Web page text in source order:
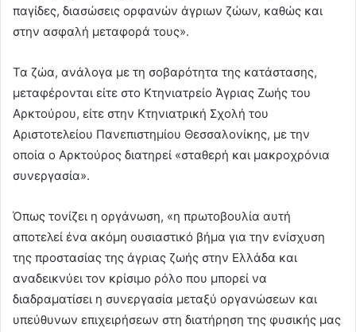
παγίδες, διασώσεις ορφανών άγριων ζώων, καθώς και
στην ασφαλή μεταφορά τους».
Τα ζώα, ανάλογα με τη σοβαρότητα της κατάστασης,
μεταφέρονται είτε στο Κτηνιατρείο Άγριας Ζωής του
Αρκτούρου, είτε στην Κτηνιατρική Σχολή του
Αριστοτελείου Πανεπιστημίου Θεσσαλονίκης, με την
οποία ο Αρκτούρος διατηρεί «σταθερή και μακροχρόνια
συνεργασία».
Όπως τονίζει η οργάνωση, «η πρωτοβουλία αυτή
αποτελεί ένα ακόμη ουσιαστικό βήμα για την ενίσχυση
της προστασίας της άγριας ζωής στην Ελλάδα και
αναδεικνύει τον κρίσιμο ρόλο που μπορεί να
διαδραματίσει η συνεργασία μεταξύ οργανώσεων και
υπεύθυνων επιχειρήσεων στη διατήρηση της φυσικής μας